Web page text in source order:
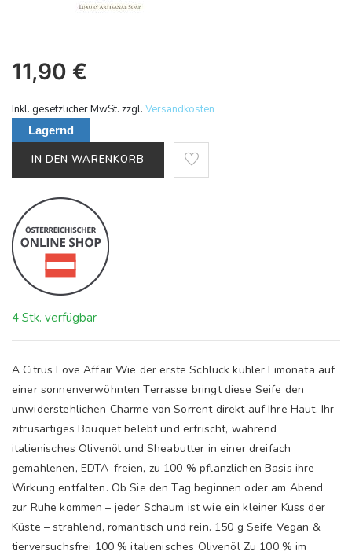
11,90 €
Inkl. gesetzlicher MwSt. zzgl. Versandkosten
Lagernd
IN DEN WARENKORB
4 Stk. verfügbar
A Citrus Love Affair Wie der erste Schluck kühler Limonata auf
einer sonnenverwöhnten Terrasse bringt diese Seife den
unwiderstehlichen Charme von Sorrent direkt auf Ihre Haut. Ihr
zitrusartiges Bouquet belebt und erfrischt, während
italienisches Olivenöl und Sheabutter in einer dreifach
gemahlenen, EDTA-freien, zu 100 % pflanzlichen Basis ihre
Wirkung entfalten. Ob Sie den Tag beginnen oder am Abend
zur Ruhe kommen – jeder Schaum ist wie ein kleiner Kuss der
Küste – strahlend, romantisch und rein. 150 g Seife Vegan &
tierversuchsfrei 100 % italienisches Olivenöl Zu 100 % im